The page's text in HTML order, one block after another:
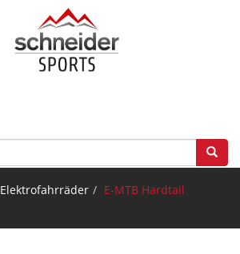
Elektrofahrräder E-MTB Hardtail